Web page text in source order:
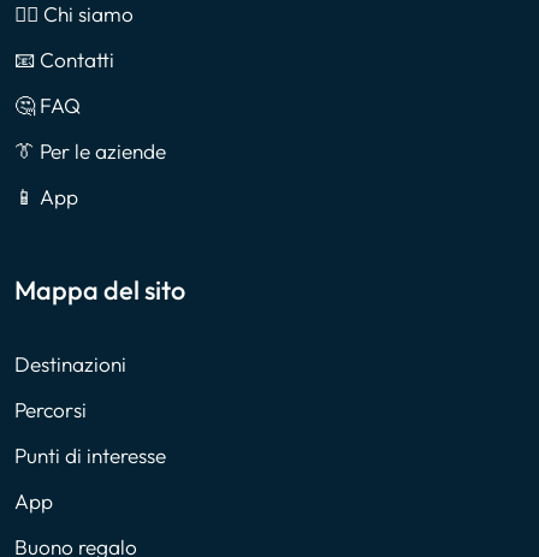
🙎‍♂️ Chi siamo
📧 Contatti
🤔 FAQ
👔 Per le aziende
📱 App
Mappa del sito
Destinazioni
Percorsi
Punti di interesse
App
Buono regalo